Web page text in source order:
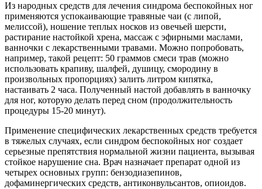
Из народных средств для лечения синдрома беспокойных ног
применяются успокаивающие травяные чаи (с липой,
мелиссой), ношение теплых носков из овечьей шерсти,
растирание настойкой хрена, массаж с эфирными маслами,
ванночки с лекарственными травами. Можно попробовать,
например, такой рецепт: 50 граммов смеси трав (можно
использовать крапиву, шалфей, душицу, смородину в
произвольных пропорциях) залить литром кипятка,
настаивать 2 часа. Полученный настой добавлять в ванночку
для ног, которую делать перед сном (продолжительность
процедуры 15-20 минут).
Применение специфических лекарственных средств требуется
в тяжелых случаях, если синдром беспокойных ног создает
серьезные препятствия нормальной жизни пациента, вызывая
стойкое нарушение сна. Врач назначает препарат одной из
четырех основных групп: бензодиазепинов,
дофаминергических средств, антиконвульсантов, опиоидов.